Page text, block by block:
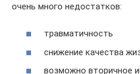
очень много недостатков:
травматичность
снижение качества
возможно вторичное